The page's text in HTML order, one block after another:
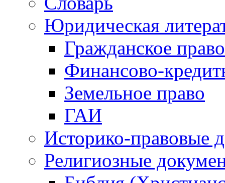
Юридическая
Гражданское право
Финансово-
Земельное право
ГАИ
Историко-правовые
Религиозные